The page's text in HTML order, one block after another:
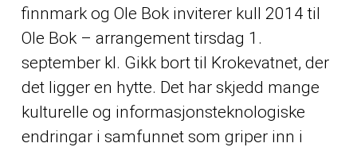
finnmark og Ole Bok inviterer kull 2014 til
Ole Bok – arrangement tirsdag 1.
september kl. Gikk bort til Krokevatnet, der
det ligger en hytte. Det har skjedd mange
kulturelle og informasjonsteknologiske
endringar i samfunnet som griper inn i